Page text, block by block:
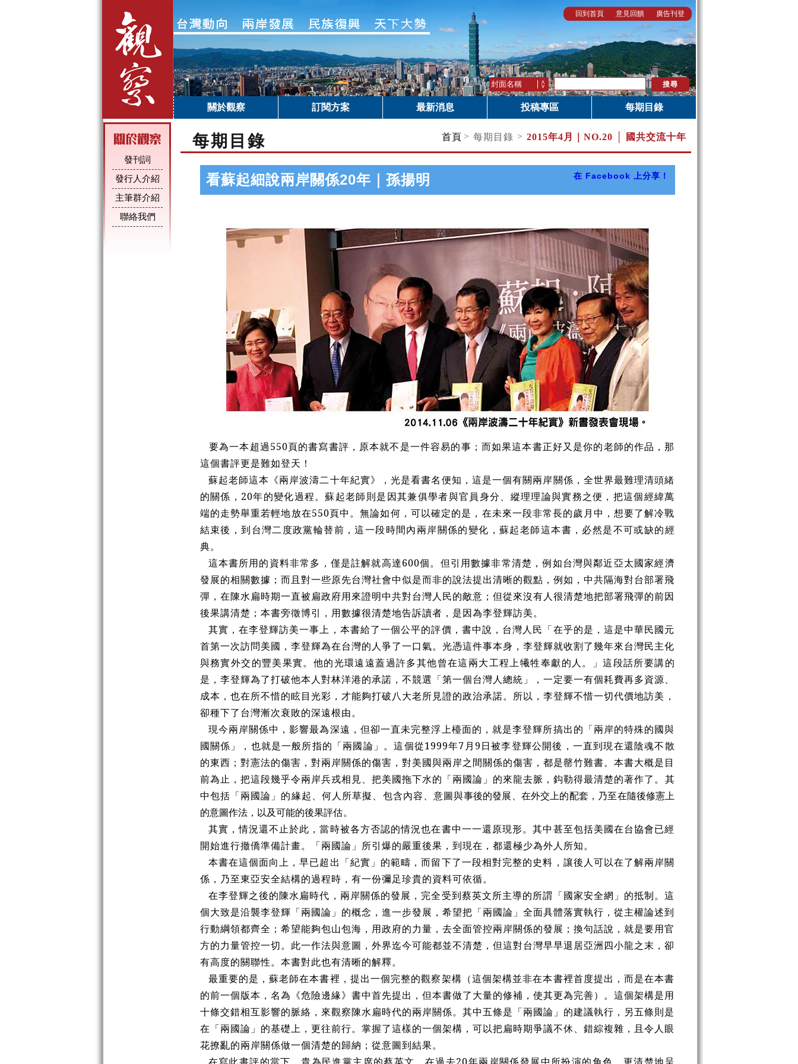
回到首頁 意見回饋 廣告刊登
關於觀察 訂閱方案 最新消息 投稿專區 每期目錄
發刊詞
發行人介紹
主筆群介紹
聯絡我們
每期目錄 首頁 > 每期目錄 > 2015年4月｜ NO.20 │ 國共交流十年
看蘇起細說兩岸關係20年｜孫揚明 在 Facebook 上分享！
要為一本超過550頁的書寫書評，原本就不是一件容易的事；而如果這本書正好又是你的老師的作品，那
這個書評更是難如登天！
蘇起老師這本《兩岸波濤二十年紀實》，光是看書名便知，這是一個有關兩岸關係，全世界最難理清頭緒
的關係，20年的變化過程。蘇起老師則是因其兼俱學者與官員身分、縱理理論與實務之便，把這個經緯萬
端的走勢舉重若輕地放在550頁中。無論如何，可以確定的是，在未來一段非常長的歲月中，想要了解冷戰
結束後，到台灣二度政黨輪替前，這一段時間內兩岸關係的變化，蘇起老師這本書，必然是不可或缺的經
典。
這本書所用的資料非常多，僅是註解就高達600個。但引用數據非常清楚，例如台灣與鄰近亞太國家經濟
發展的相關數據；而且對一些原先台灣社會中似是而非的說法提出清晰的觀點，例如，中共隔海對台部署飛
彈，在陳水扁時期一直被扁政府用來證明中共對台灣人民的敵意；但從來沒有人很清楚地把部署飛彈的前因
後果講清楚；本書旁徵博引，用數據很清楚地告訴讀者，是因為李登輝訪美。
其實，在李登輝訪美一事上，本書給了一個公平的評價，書中說，台灣人民「在乎的是，這是中華民國元
首第一次訪問美國，李登輝為在台灣的人爭了一口氣。光憑這件事本身，李登輝就收割了幾年來台灣民主化
與務實外交的豐美果實。他的光環遠遠蓋過許多其他曾在這兩大工程上犧牲奉獻的人。」這段話所要講的
是，李登輝為了打破他本人對林洋港的承諾，不競選「第一個台灣人總統」，一定要一有個耗費再多資源、
成本，也在所不惜的眩目光彩，才能夠打破八大老所見證的政治承諾。所以，李登輝不惜一切代價地訪美 ，
卻種下了台灣漸次衰敗的深遠根由。
現今兩岸關係中，影響最為深遠，但卻一直未完整浮上檯面的，就是李登輝所搞出的「兩岸的特殊的國與
國關係」，也就是一般所指的「兩國論」。這個從1999年7月9日被李登輝公開後，一直到現在還陰魂不散
的東西；對憲法的傷害，對兩岸關係的傷害，對美國與兩岸之間關係的傷害，都是罄竹難書。本書大概是目
前為止，把這段幾乎令兩岸兵戎相見、把美國拖下水的「兩國論」的來龍去脈，鈎勒得最清楚的著作了。其
中包括「兩國論」的緣起、何人所草擬、包含內容、意圖與事後的發展、 在外交上的配套，乃至在隨後修憲上
的意圖作法，以及可能的後果評估。
其實，情況還不止於此，當時被各方否認的情況也在書中一一還原現形。其中甚至包括美國在台協會已經
開始進行撤僑準備計畫。「兩國論」所引爆的嚴重後果，到現在，都還極少為外人所知。
本書在這個面向上，早已超出「紀實」的範疇，而留下了一段相對完整的史料，讓後人可以在了解兩岸關
係，乃至東亞安全結構的過程時，有一份彌足珍貴的資料可依循。
在李登輝之後的陳水扁時代，兩岸關係的發展，完全受到蔡英文所主導的所謂「國家安全網」的抵制。這
個大致是沿襲李登輝「兩國論」的概念，進一步發展，希望把「兩國論」全面具體落實執行，從主權論述到
行動綱領都齊全；希望能夠包山包海，用政府的力量，去全面管控兩岸關係的發展；換句話說，就是要用官
方的力量管控一切。此一作法與意圖，外界迄今可能都並不清楚，但這對台灣早早退居亞洲四小龍之末，卻
有高度的關聯性。本書對此也有清晰的解釋。
最重要的是，蘇老師在本書裡，提出一個完整的觀察架構（這個架構並非在本書裡首度提出，而是在本書
的前一個版本，名為《危險邊緣》書中首先提出，但本書做了大量的修補，使其更為完善）。這個架構是用
十條交錯相互影響的脈絡，來觀察陳水扁時代的兩岸關係。其中五條是「兩國論」的建議執行，另五條則是
在「兩國論」的基礎上，更往前行。掌握了這樣的一個架構，可以把扁時期爭議不休、錯綜複雜，且令人眼
花撩亂的兩岸關係做一個清楚的歸納；從意圖到結果。